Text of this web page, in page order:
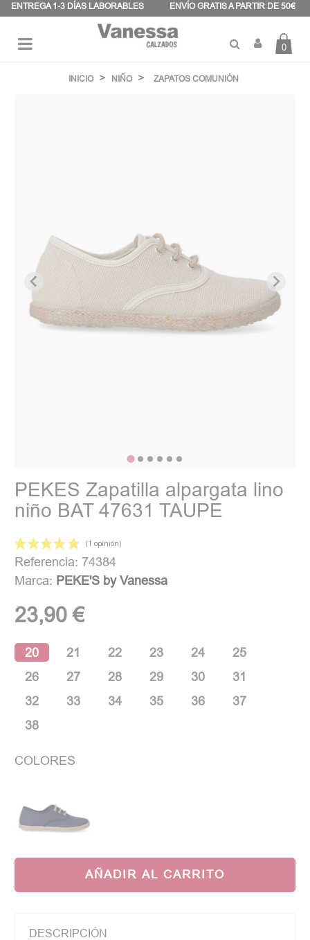
ENTREGA 1-3 DÍAS LABORABLES ENVÍO GRATIS A PARTIR DE 50€
0
INICIO NIÑO ZAPATOS COMUNIÓN
PEKES Zapatilla alpargata lino
niño BAT 47631 TAUPE
Referencia: 74384
Marca: PEKE'S by Vanessa
23,90 €
20 21 22 23 24
25
26
27 28 29 30
31
32
33 34 35 36
37
38
COLORES
AÑADIR AL CARRITO
DESCRIPCIÓN
Panel de gestión de cookies